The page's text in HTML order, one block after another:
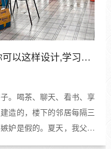
如果你家有露台有大阳台，那么你可以这样设计,学习、喝茶,晒衣物,功能太齐全
。喝茶、聊天、看书、享
造的，楼下的邻居每隔三
妒是假的。夏天，我父母
上，他们吹着凉风，喝着